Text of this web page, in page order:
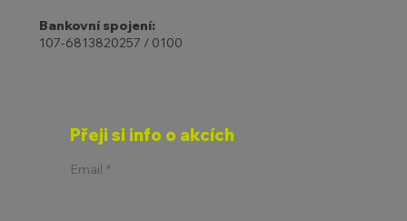
Bankovní spojení:
107-6813820257 / 0100
Přeji si info o akcích
Email *